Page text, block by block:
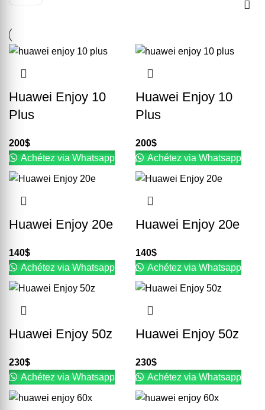
Huawei Enjoy 10
Plus
200$
Achétez via Whatsapp
Huawei Enjoy 10
Plus
200$
Achétez via Whatsapp
Huawei Enjoy 20e
140$
Achétez via Whatsapp
Huawei Enjoy 20e
140$
Achétez via Whatsapp
Huawei Enjoy 50z
230$
Achétez via Whatsapp
Huawei Enjoy 50z
230$
Achétez via Whatsapp